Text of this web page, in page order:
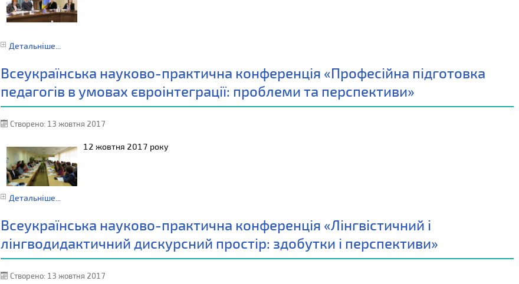
Детальніше...
Всеукраїнська науково-практична конференція «Професійна підготовка
педагогів в умовах євроінтеграції: проблеми та перспективи»
Створено: 13 жовтня 2017
12 жовтня 2017 року
Детальніше...
Всеукраїнська науково-практична конференція «Лінгвістичний і
лінгводидактичний дискурсний простір: здобутки і перспективи»
Створено: 13 жовтня 2017